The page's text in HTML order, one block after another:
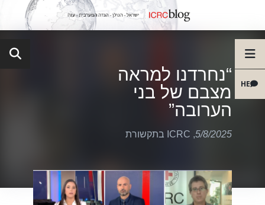
HE
“נחרדנו למראה
מצבם של בני
הערובה”
5/8/2025
, ICRC בתקשורת